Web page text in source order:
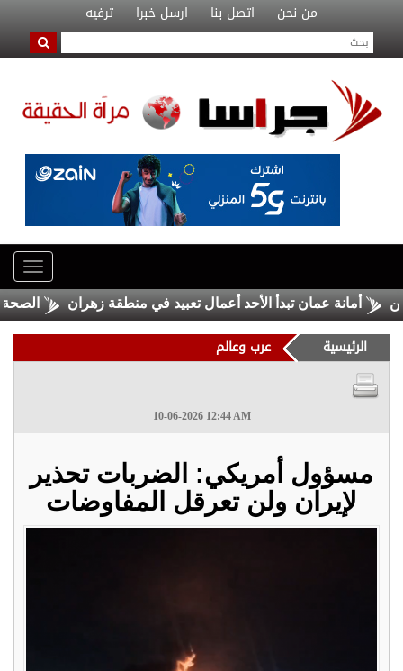
من نحن اتصل بنا ارسل خبرا ترفيه
أمانة عمان تبدأ الأحد أعمال تعبيد في منطقة زهران الصحة: 1257 شهيدا بغزة منذ وقف النار
الرئيسية عرب وعالم
10-06-2026 12:44 AM
مسؤول أمريكي: الضربات تحذير
لإيران ولن تعرقل المفاوضات